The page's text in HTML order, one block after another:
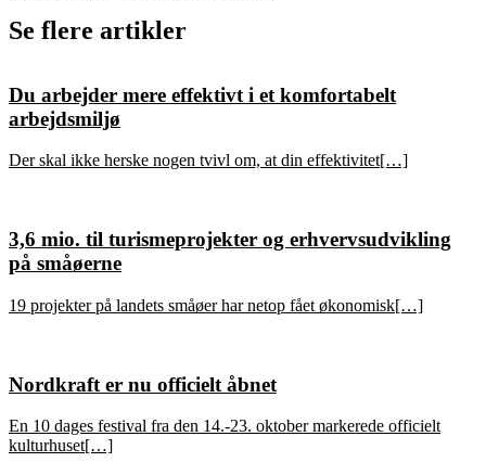
Se flere artikler
Du arbejder mere effektivt i et komfortabelt
arbejdsmiljø
Der skal ikke herske nogen tvivl om, at din effektivitet[…]
3,6 mio. til turismeprojekter og erhvervsudvikling
på småøerne
19 projekter på landets småøer har netop fået økonomisk[…]
Nordkraft er nu officielt åbnet
En 10 dages festival fra den 14.-23. oktober markerede officielt
kulturhuset[…]